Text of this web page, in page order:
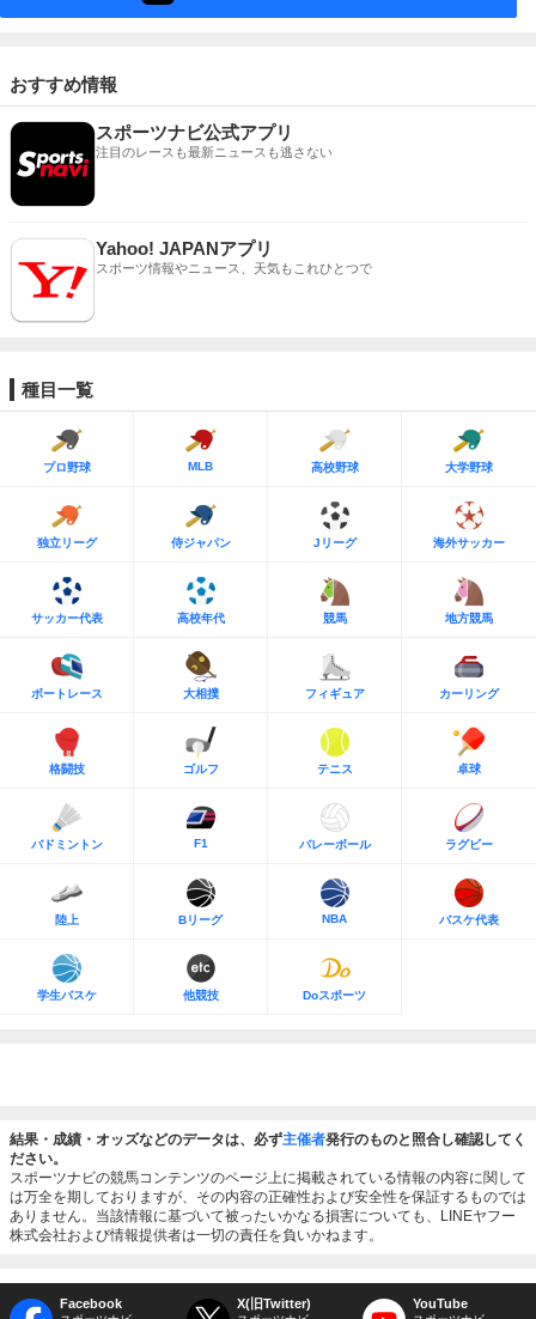
おすすめ情報
スポーツナビ公式アプリ
注目のレースも最新ニュースも逃さない
Yahoo! JAPANアプリ
スポーツ情報やニュース、天気もこれひとつで
種目一覧
プロ野球 MLB 高校野球 大学野球
独立リーグ 侍ジャパン Jリーグ 海外サッカー
サッカー代表 高校年代 競馬 地方競馬
ボートレース 大相撲 フィギュア カーリング
格闘技 ゴルフ テニス 卓球
バドミントン F1 バレーボール ラグビー
陸上 Bリーグ NBA バスケ代表
学生バスケ 他競技 Doスポーツ
結果・成績・オッズなどのデータは、必ず主催者発行のものと照合し確認してく
ださい。
スポーツナビの競馬コンテンツのページ上に掲載されている情報の内容に関して
は万全を期しておりますが、その内容の正確性および安全性を保証するものでは
ありません。当該情報に基づいて被ったいかなる損害についても、LINEヤフー
株式会社および情報提供者は一切の責任を負いかねます。
Facebook X(旧Twitter) YouTube